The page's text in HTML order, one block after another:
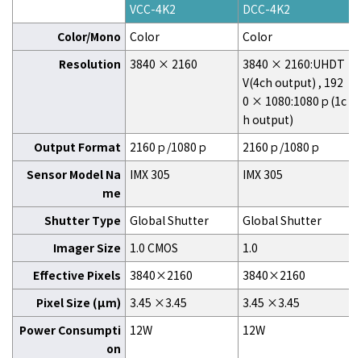
VCC-4K2
DCC-4K2
Color/Mono Color
Color
Resolution 3840 × 2160
3840 × 2160:UHDT
V(4ch output) , 192
0 × 1080:1080ｐ(1c
h output)
Output Format 2160ｐ/1080ｐ
2160ｐ/1080ｐ
Sensor Model Na
me
IMX 305 IMX 305
Shutter Type Global Shutter
Global Shutter
Imager Size
1.0 CMOS
1.0
Effective Pixels 3840×2160
3840×2160
Pixel Size (μm) 3.45 ×3.45
3.45 ×3.45
Power Consumpti
on
12W 12W